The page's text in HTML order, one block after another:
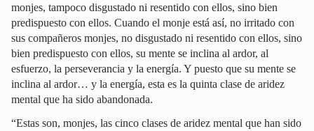
monjes, tampoco disgustado ni resentido con ellos, sino bien
predispuesto con ellos. Cuando el monje está así, no irritado con
sus compañeros monjes, no disgustado ni resentido con ellos, sino
bien predispuesto con ellos, su mente se inclina al ardor, al
esfuerzo, la perseverancia y la energía. Y puesto que su mente se
inclina al ardor… y la energía, esta es la quinta clase de aridez
mental que ha sido abandonada.
“Estas son, monjes, las cinco clases de aridez mental que han sido